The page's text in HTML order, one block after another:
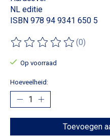
NL editie
ISBN 978 94 9341 650 5
De beoordeling van dit
(0)
Op voorraad
Hoeveelheid:
Toevoegen